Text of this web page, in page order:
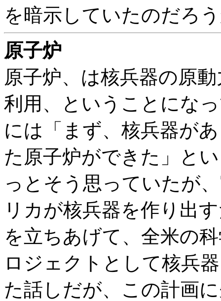
を暗示していたのだろ
原子炉
原子炉、は核兵器の原
利用、ということにな
には「まず、核兵器が
た原子炉ができた」と
っとそう思っていたが
リカが核兵器を作り出
を立ちあげて、全米の
ロジェクトとして核兵
た話しだが、この計画